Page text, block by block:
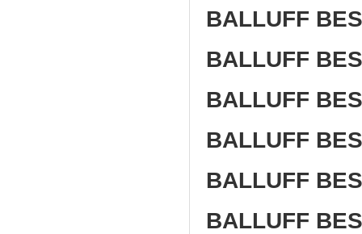
BALLUFF
BALLUFF
BALLUFF
BALLUFF
BALLUFF
BALLUFF